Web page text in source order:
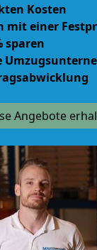
Kosten
mit einer
sparen
Angebote